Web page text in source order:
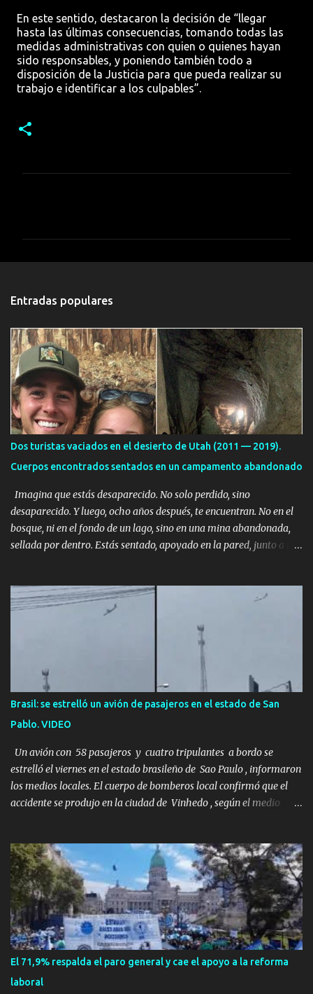
En este sentido, destacaron la decisión de “llegar
hasta las últimas consecuencias, tomando todas las
medidas administrativas con quien o quienes hayan
sido responsables, y poniendo también todo a
disposición de la Justicia para que pueda realizar su
trabajo e identificar a los culpables”.
t
r
i
o
s
Entradas populares
Dos turistas vaciados en el desierto de Utah (2011 — 2019).
Cuerpos encontrados sentados en un campamento abandonado
Imagina que estás desaparecido. No solo perdido, sino
desaparecido. Y luego, ocho años después, te encuentran. No en el
bosque, ni en el fondo de un lago, sino en una mina abandonada,
sellada por dentro. Estás sentado, apoyado en la pared, junto a tu
una historia de monstruos de película. Esta es la historia real de
Sarah y Andrew. Es la historia de cómo un viaje de tres días al
desierto se convirtió en un misterio de ocho años, cuya respuesta
resultó ser más aterradora de lo que nadie podría haber
una pareja normal de Colorado. Ella tenía 26 años. Él, 28. No eran
aficionados a los deportes extremos ni expertos en supervivencia.
Eran simplemente dos personas que se amaban y querían pasar
un fin de semana lejos de la ciudad. Su plan era de lo más sencillo.
Tomar su viejo pero confiable auto, con...
Brasil: se estrelló un avión de pasajeros en el estado de San
Pablo. VIDEO
Un avión con 58 pasajeros y cuatro tripulantes a bordo se
estrelló el viernes en el estado brasileño de Sao Paulo , informaron
los medios locales. El cuerpo de bomberos local confirmó que el
accidente se produjo en la ciudad de Vinhedo , según el medio
una gran zona en llamas y humo saliendo de un aparente fuselaje
del avión. Otras imágenes de GloboNews mostraban un avión que
descendía verticalmente en espiral mientras que un usuario
compartió las llamas y la densa humareda negra que salían de la
nave, que se había estrellado a metros de su casa, entre los
árboles. Según confirmó la aerolínea, Voepass Linhas Aéreas, se
trataba de un avión turbohélice modelo ATR-72 que cubría la ruta
Cascavel - Guarulhos. Este modelo tiene capacidad para
transportar a 68 pasajeros. La primera llamad...
El 71,9% respalda el paro general y cae el apoyo a la reforma
laboral